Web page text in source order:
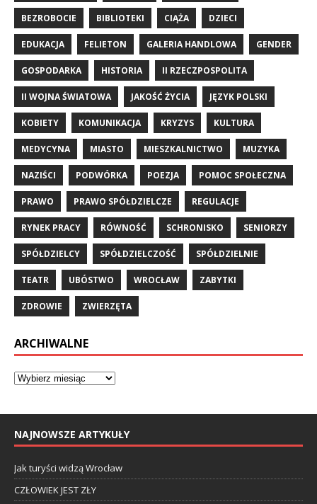
BEZROBOCIE BIBLIOTEKI CIĄŻA DZIECI
EDUKACJA FELIETON GALERIA HANDLOWA GENDER
GOSPODARKA HISTORIA II RZECZPOSPOLITA
II WOJNA ŚWIATOWA JAKOŚĆ ŻYCIA JĘZYK POLSKI
KOBIETY KOMUNIKACJA KRYZYS KULTURA
MEDYCYNA MIASTO MIESZKALNICTWO MUZYKA
NAZIŚCI PODWÓRKA POEZJA POMOC SPOŁECZNA
PRAWO PRAWO SPÓŁDZIELCZE REGULACJE
RYNEK PRACY RÓWNOŚĆ SCHRONISKO SENIORZY
SPÓŁDZIELCY SPÓŁDZIELCZOŚĆ SPÓŁDZIELNIE
TEATR UBÓSTWO WROCŁAW ZABYTKI
ZDROWIE ZWIERZĘTA
ARCHIWALNE
NAJNOWSZE ARTYKUŁY
Jak turyści widzą Wrocław
CZŁOWIEK JEST ZŁY